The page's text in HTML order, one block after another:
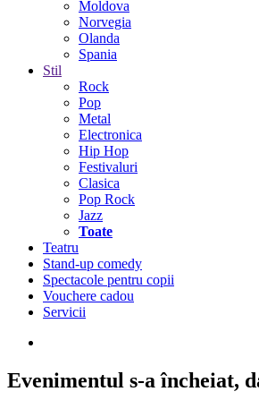
Moldova
Norvegia
Olanda
Spania
Stil
Rock
Pop
Metal
Electronica
Hip Hop
Festivaluri
Clasica
Pop Rock
Jazz
Toate
Teatru
Stand-up comedy
Spectacole pentru copii
Vouchere cadou
Servicii
Evenimentul s-a încheiat,